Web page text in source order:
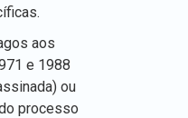
aos
e 1988
ou
processo